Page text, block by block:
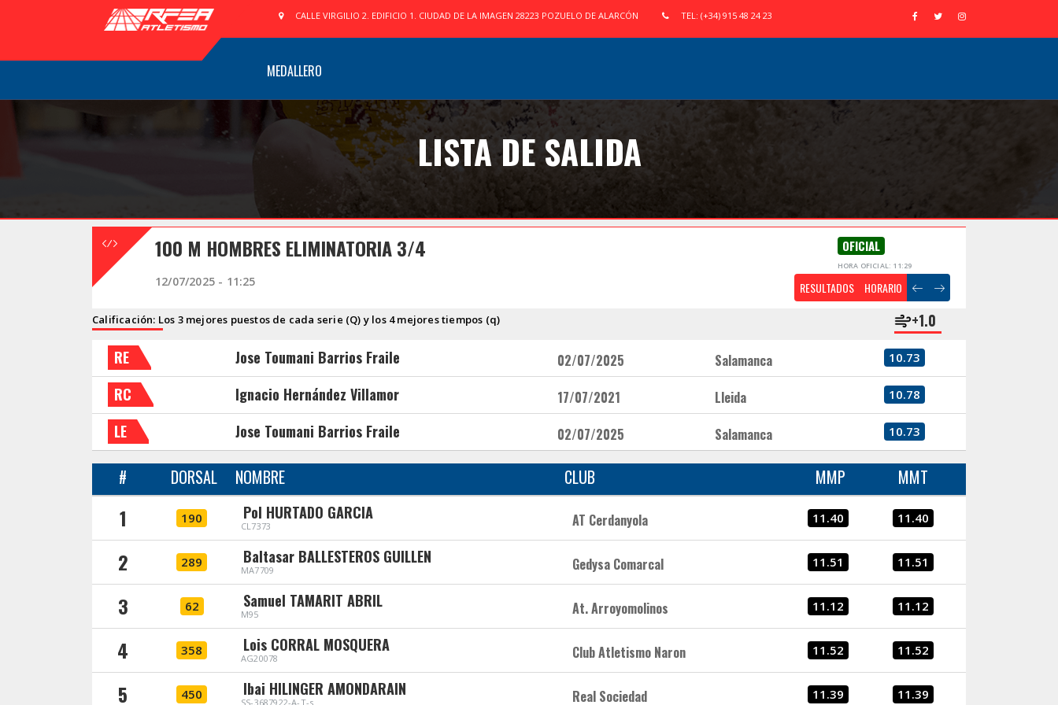
CALLE VIRGILIO 2. EDIFICIO 1. CIUDAD DE LA IMAGEN 28223 POZUELO DE ALARCÓN TEL: (+34) 915 48 24 23
MEDALLERO
LISTA DE SALIDA
100 M HOMBRES ELIMINATORIA 3/4 OFICIAL
HORA OFICIAL: 11:29
12/07/2025 - 11:25 RESULTADOS HORARIO
Calificación: Los 3 mejores puestos de cada serie (Q) y los 4 mejores tiempos (q)
+1.0
RE
Jose Toumani Barrios Fraile 02/07/2025 Salamanca 10.73
RC Ignacio Hernández Villamor 17/07/2021 Lleida 10.78
LE Jose Toumani Barrios Fraile 02/07/2025 Salamanca 10.73
# DORSAL NOMBRE CLUB MMP MMT
1 190 Pol HURTADO GARCIA
CL7373 AT Cerdanyola 11.40 11.40
2 289 Baltasar BALLESTEROS GUILLEN
MA7709 Gedysa Comarcal 11.51 11.51
3 62 Samuel TAMARIT ABRIL
M95 At. Arroyomolinos 11.12 11.12
4 358 Lois CORRAL MOSQUERA
AG20078 Club Atletismo Naron 11.52 11.52
5 450 Ibai HILINGER AMONDARAIN
SS-3687922-A-T-s Real Sociedad 11.39 11.39